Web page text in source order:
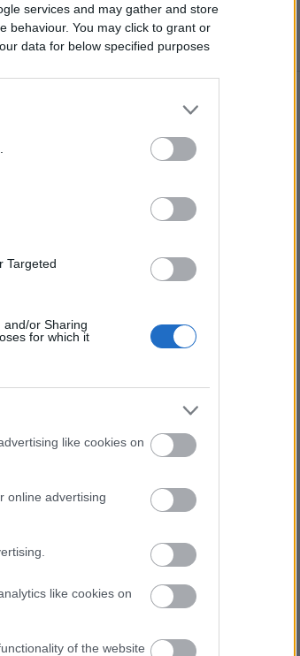
services and may gather and store
behaviour. You may click to grant or
data for below specified purposes
Targeted
and/or Sharing
for which it
like cookies on
online advertising
like cookies on
of the website
Lewiskapcsán
a kedvenc 20
egy cikk az
is fizethetsz a